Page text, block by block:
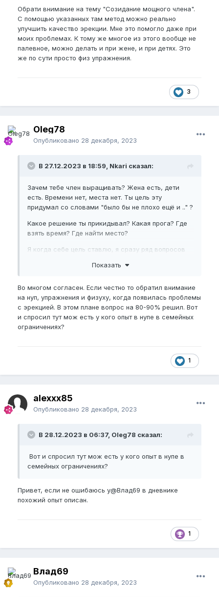
Обрати внимание на тему "Созидание мощного члена".
С помощью указанных там метод можно реально
улучшить качество эрекции. Мне это помогло даже при
моих проблемах. К тому же многое из этого вообще не
палевное, можно делать и при жене, и при детях. Это
же по сути просто физ упражнения.
3
Oleg78
Опубликовано 28 декабря, 2023
В 27.12.2023 в 18:59, Nkari сказал:
Зачем тебе член выращивать? Жена есть, дети
есть. Времени нет, места нет. Ты цель эту
придумал со словами "было бы не плохо ещё и .." ?
Какое решение ты прикидывал? Какая прога? Где
взять время? Где найти место?
Я когда себе цель ставлю, я сразу ряд вопросов
сколько готов тратить энергии, сколько времени
даже думать о тратах и вложениях, значит цель
пустышка, выдумка, мотивация пройдет через
неделю.
Показать
Во многом согласен. Если честно то обратил внимание
на нуп, упражнения и физуху, когда появилась проблемы
с эрекцией. В этом плане вопрос на 80-90% решил. Вот
и спросил тут мож есть у кого опыт в нупе в семейных
ограничениях?
1
alexxx85
Опубликовано 28 декабря, 2023
В 28.12.2023 в 06:37, Oleg78 сказал:
Вот и спросил тут мож есть у кого опыт в нупе в
семейных ограничениях?
Привет, если не ошибаюсь у@Влад69 в дневнике
похожий опыт описан.
1
Влад69
Опубликовано 28 декабря, 2023